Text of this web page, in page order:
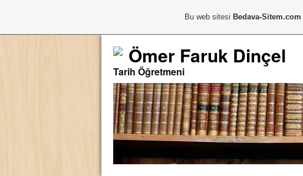
Ömer Faruk Dinçel
Tarih Öğretmeni
Bu web sitesi Bedava-Sitem.com